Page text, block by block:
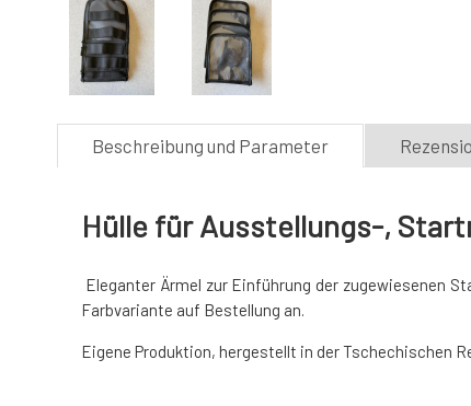
Beschreibung und Parameter
Hülle für Ausstellungs-,
Eleganter Ärmel zurEinführung der zugewiesenen
Farbvariante auf Bestellung an.
Eigene Produktion, hergestellt in der Tschechischen